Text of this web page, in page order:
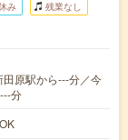
み 残業なし
原駅から---分／今
分